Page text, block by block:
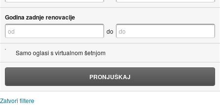
Godina zadnje renovacije
do
Samo oglasi s virtualnom šetnjom
PRONJUŠKAJ
Zatvori filtere